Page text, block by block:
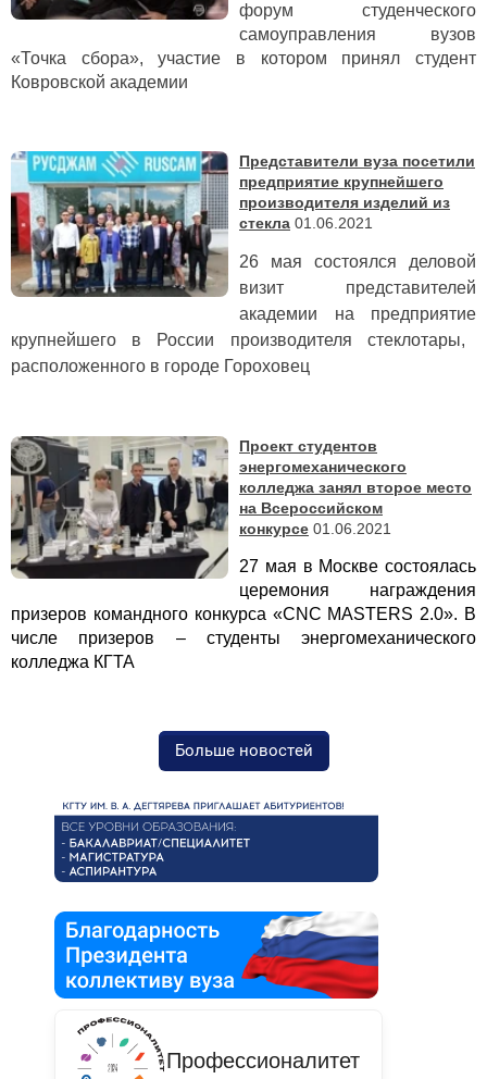
Профессионалитет
форум студенческого
самоуправления вузов
«Точка сбора», участие в котором принял студент
Ковровской академии
Представители вуза посетили
предприятие крупнейшего
производителя изделий из
стекла 01.06.2021
26 мая
состоялся деловой
визит представителей
академии на предприятие
крупнейшего в России производителя стеклотары,
расположенного в городе Гороховец
Проект студентов
энергомеханического
колледжа занял второе место
на Всероссийском
конкурсе 01.06.2021
27 мая в Москве состоялась
церемония награждения
призеров командного конкурса «CNC MASTERS 2.0». В
числе призеров – студенты энергомеханического
колледжа КГТА
Больше новостей